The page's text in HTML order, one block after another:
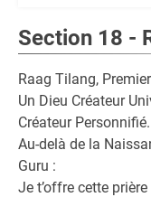
Section 18 -
Raag Tilang,
Un Dieu Créateur
Créateur
Au-delà de la
Guru :
Je t’offre cette